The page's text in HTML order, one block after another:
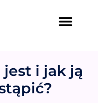
jest i jak ją